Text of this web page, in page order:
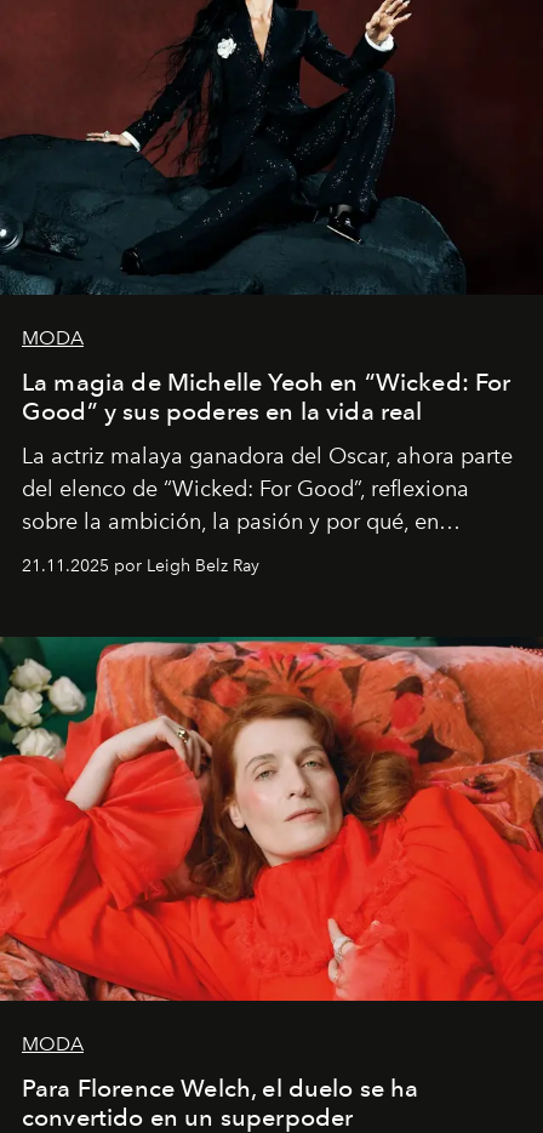
MODA
La magia de Michelle Yeoh en “Wicked: For
Good” y sus poderes en la vida real
La actriz malaya ganadora del Oscar, ahora parte
del elenco de “Wicked: For Good”, reflexiona
sobre la ambición, la pasión y por qué, en
ocasiones, la introspección puede esperar. “Es
importa si no lo entienden’”, confiesa.
21.11.2025 por Leigh Belz Ray
MODA
Para Florence Welch, el duelo se ha
convertido en un superpoder